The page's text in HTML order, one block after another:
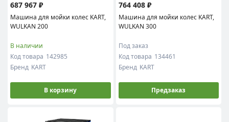
687 967 ₽
Машина для мойки колес KART,
WULKAN 200
В наличии
Код товара 142985
Бренд KART
В корзину
764 408 ₽
Машина для мойки колес KART,
WULKAN 300
Под заказ
Код товара 134461
Бренд KART
Предзаказ